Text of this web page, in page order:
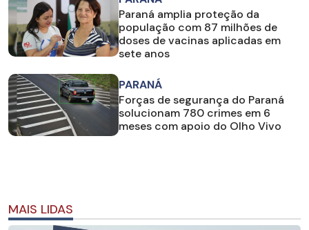
Paraná amplia proteção da
população com 87 milhões de
doses de vacinas aplicadas em
sete anos
PARANÁ
Forças de segurança do Paraná
solucionam 780 crimes em 6
meses com apoio do Olho Vivo
MAIS LIDAS